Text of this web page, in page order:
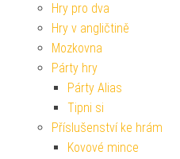
Hry pro dva
Hry v angličtině
Mozkovna
Párty hry
Párty Alias
Tipni si
Příslušenství ke hrám
Kovové mince